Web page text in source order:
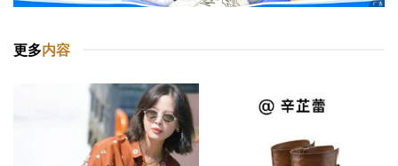
更多内容